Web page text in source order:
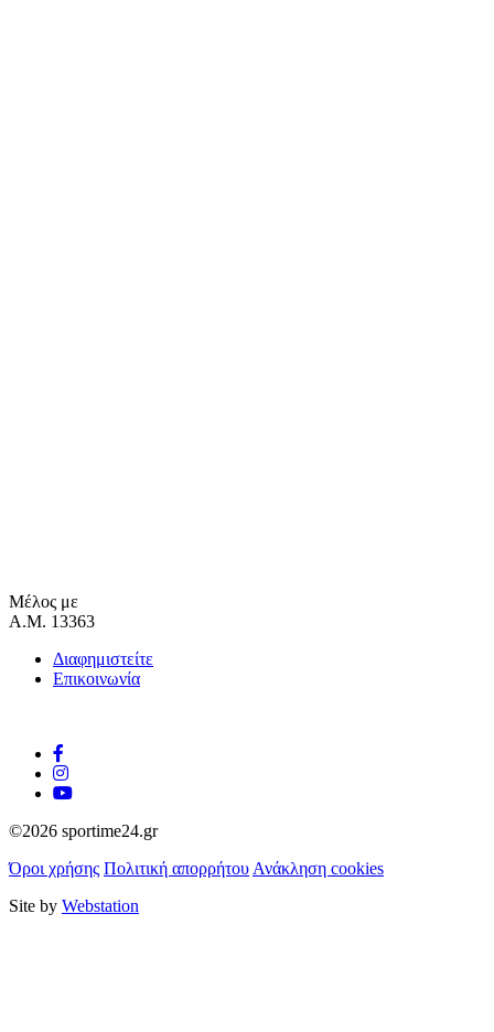
Μέλος με
Α.Μ. 13363
Διαφημιστείτε
Επικοινωνία
©2026 sportime24.gr
Όροι χρήσης Πολιτική απορρήτου Ανάκληση cookies
Site by Webstation